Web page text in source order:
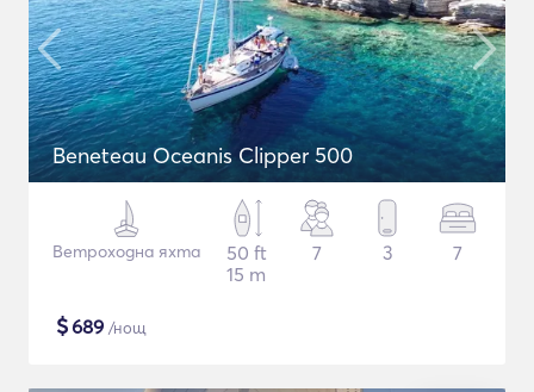
Beneteau Oceanis Clipper 500
Ветроходна яхта
50 ft
15 m
7 3 7
$689 /нощ